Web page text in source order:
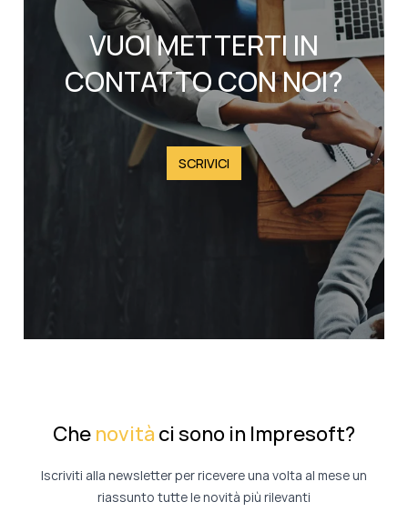
VUOI METTERTI IN
CONTATTO CON NOI?
SCRIVICI
Che novità ci sono in Impresoft?
Iscriviti alla newsletter per ricevere una volta al mese un
riassunto tutte le novità più rilevanti